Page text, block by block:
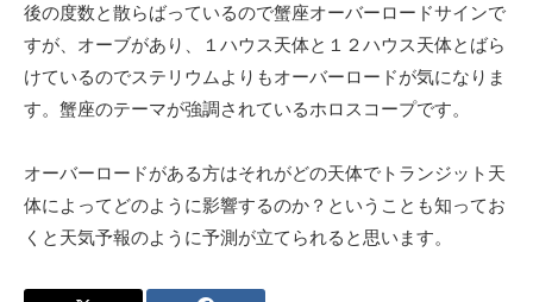
後の度数と散らばっているので蟹座オーバーロードサインで
すが、オーブがあり、１ハウス天体と１２ハウス天体とばら
けているのでステリウムよりもオーバーロードが気になりま
す。蟹座のテーマが強調されているホロスコープです。
オーバーロードがある方はそれがどの天体でトランジット天
体によってどのように影響するのか？ということも知ってお
くと天気予報のように予測が立てられると思います。